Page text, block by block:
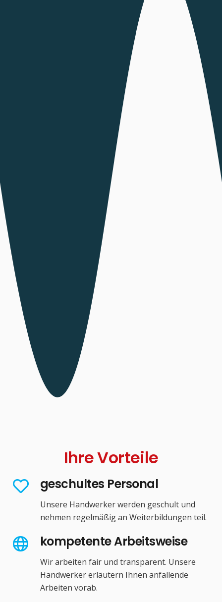
Ihre Vorteile
geschultes Personal
Unsere Handwerker werden geschult und
nehmen regelmäßig an Weiterbildungen teil.
kompetente Arbeitsweise
Wir arbeiten fair und transparent. Unsere
Handwerker erläutern Ihnen anfallende
Arbeiten vorab.